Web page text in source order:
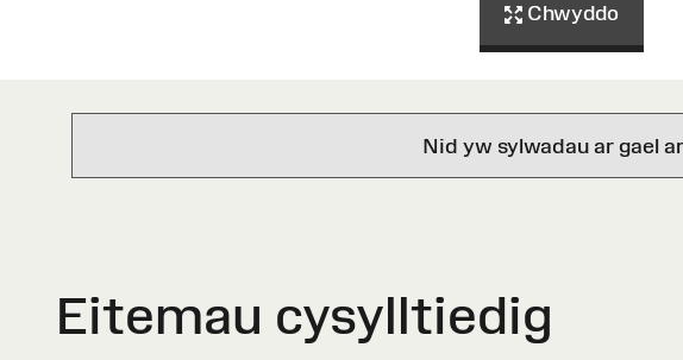
Chwyddo
Nid yw sylwadau ar gael
Eitemau cysylltiedig